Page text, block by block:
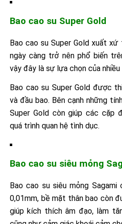
Bao cao su Super Gold
Bao cao su Super Gold xuất
ngày càng trở nên phổ biến
vậy đây là sự lựa chọn của
Bao cao su Super Gold được
và đầu bao. Bên cạnh những
Super Gold còn giúp các cặp
quá trình quan hệ tình dục.
Bao cao su siêu mỏng
Bao cao su siêu mỏng
0,01mm, bề mặt thân bao còn
giúp kích thích âm đạo, làm